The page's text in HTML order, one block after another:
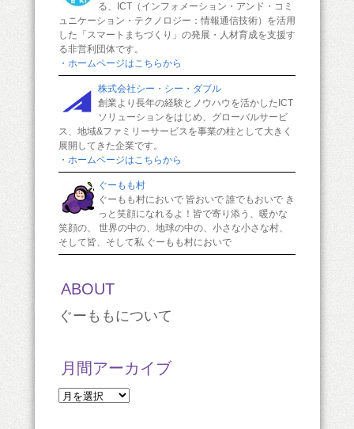
る、ICT（インフォメーション・アンド・コミ
ュニケーション・テクノロジー：情報通信技術）を活用
した「スマートまちづくり」の発展・人材育成を支援す
る非営利団体です。
・ホームページはこちらから
株式会社シー・シー・ダブル
創業より長年の経験とノウハウを活かしたICT
ソリューションをはじめ、グローバルサービ
ス、地域&ファミリーサービスを事業の柱として大きく
展開してきた企業です。
・ホームページはこちらから
ぐーもも村
ぐーもも村においで 皆おいで 誰でもおいで き
っと笑顔になれるよ！皆で寄り添う、暖かな
笑顔の、 世界の中の、地球の中の、小さな小さな村、
そして皆、そして私 ぐーもも村においで
ABOUT
ぐーももについて
月間アーカイブ
月